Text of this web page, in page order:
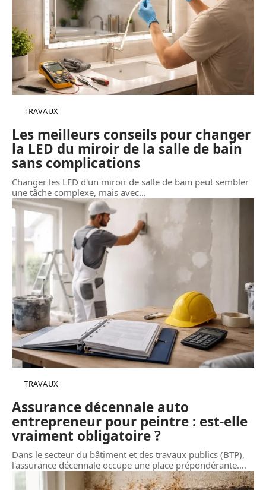
TRAVAUX
Les meilleurs conseils pour changer
la LED du miroir de la salle de bain
sans complications
Changer les LED d'un miroir de salle de bain peut sembler
une tâche complexe, mais avec…
TRAVAUX
Assurance décennale auto
entrepreneur pour peintre : est-elle
vraiment obligatoire ?
Dans le secteur du bâtiment et des travaux publics (BTP),
l'assurance décennale occupe une place prépondérante.…